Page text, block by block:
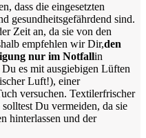
dass die eingesetzten
gesundheitsgefährdend sind.
Zeit an, da sie von den
empfehlen wir Dir,den
nur im Notfallin
es mit ausgiebigen Lüften
Luft!), einer
versuchen. Textilerfrischer
Du vermeiden, da sie
hinterlassen und der